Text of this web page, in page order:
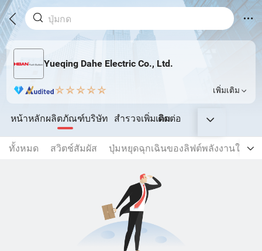
Yueqing Dahe Electric Co., Ltd.
เพิ่มเติม
หน้าหลักผลิตภัณฑ์บริษัท สำรวจเพิ่มเติมติดต่อ
ทั้งหมด สวิตช์สัมผัส ปุ่มหยุดฉุกเฉินของลิฟต์พลังงานใหม่